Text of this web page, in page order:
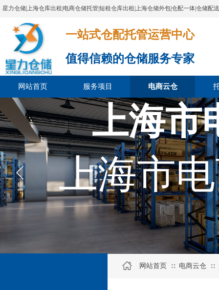
星力仓储|上海仓库出租|电商仓储托管|短租仓库出租|上海仓储外包|仓配一体|仓储配
一站式仓配托管运营中心​​​​​​​​​​​​​​​​​
值得信赖的仓储服务专家
网站首页 服务项目 电商云仓
上海市
上海市
网站首页 ∷ 电商云仓 ∷